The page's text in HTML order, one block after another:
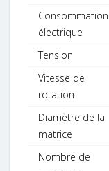
Consommation
électrique
Tension
Vitesse de
rotation
Diamètre de la
matrice
Nombre de